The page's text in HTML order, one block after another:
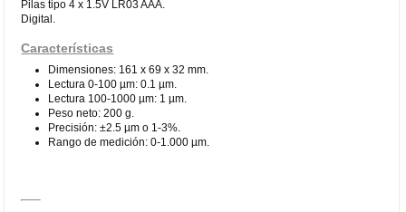
Pilas tipo 4 x 1.5V LR03 AAA.
Digital.
Características
Dimensiones: 161 x 69 x 32 mm.
Lectura 0-100 µm: 0.1 µm.
Lectura 100-1000 µm: 1 µm.
Peso neto: 200 g.
Precisión: ±2.5 µm o 1-3%.
Rango de medición: 0-1.000 µm.